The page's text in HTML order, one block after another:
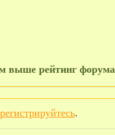
выше рейтинг
.